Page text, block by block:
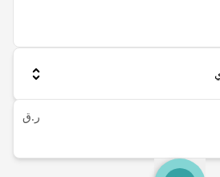
ر.ق